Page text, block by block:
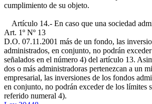
cumplimiento de su objeto.
Artículo 14.- En caso que una sociedad
Art. 1º Nº 13
D.O. 07.11.2001 más de un fondo, las
administrados, en conjunto, no podrán
señalados en el número 4) del artículo 13.
dos o más administradoras pertenezcan a un
empresarial, las inversiones de los fondos
en conjunto, no podrán exceder de los límites
referido numeral 4).